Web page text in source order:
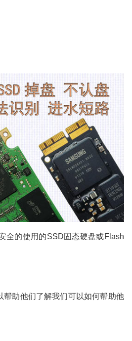
全的使用的SSD固态硬盘或Flash
助他们了解我们可以如何帮助他